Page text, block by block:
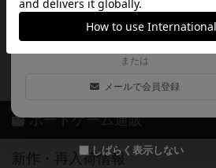
Apple Facebook
または
メールで会員登録
しばらく表示しない
ボードゲーム業界コラム
ボドゲーマご利用案内
ボードゲーム通販
新作・再入荷情報